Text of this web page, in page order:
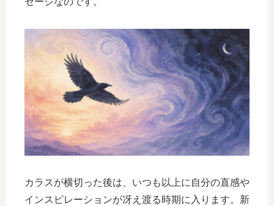
カラスが横切った後は、いつも以上に自分の直感や
インスピレーションが冴え渡る時期に入ります。新